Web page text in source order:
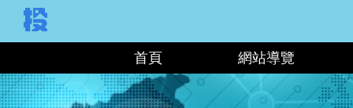
首頁 網站導覽